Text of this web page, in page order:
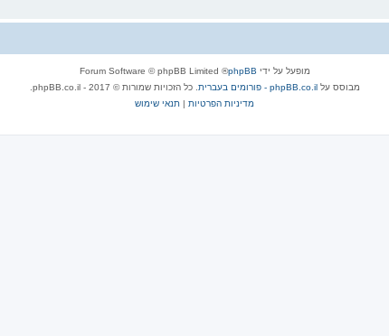
מופעל על ידי phpBB
® Forum Software © phpBB Limited
מבוסס עלphpBB.co.il - פורומים בעברית
. כל הזכויות שמורות © 2017 - phpBB.co.il.
מדיניות הפרטיות | תנאי שימוש